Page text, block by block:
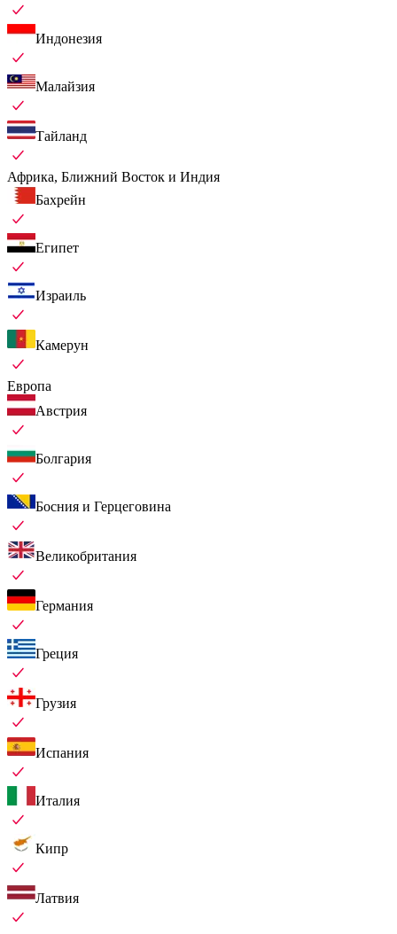
Индонезия
Малайзия
Тайланд
Африка, Ближний Восток и Индия
Бахрейн
Египет
Израиль
Камерун
Европа
Австрия
Болгария
Босния и Герцеговина
Великобритания
Германия
Греция
Грузия
Испания
Италия
Кипр
Латвия